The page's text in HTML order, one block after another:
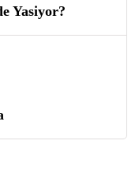
Yasiyor?